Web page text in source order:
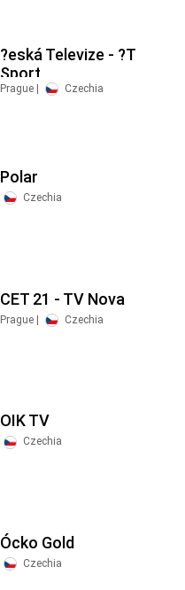
?eská Televize - ?T
Sport
Prague | Czechia
Polar
Czechia
CET 21 - TV Nova
Prague | Czechia
OIK TV
Czechia
Ócko Gold
Czechia